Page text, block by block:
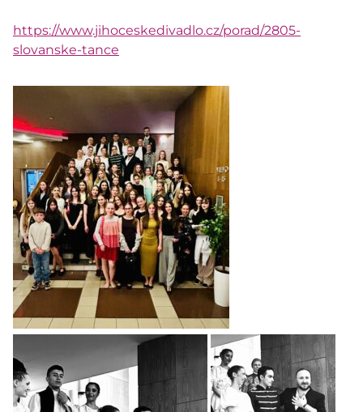
https://www.jihoceskedivadlo.cz/porad/2805-
slovanske-tance